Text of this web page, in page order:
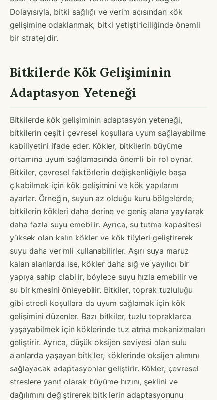
Dolayısıyla, bitki sağlığı ve verim açısından kök
gelişimine odaklanmak, bitki yetiştiriciliğinde önemli
bir stratejidir.
Bitkilerde Kök Gelişiminin
Adaptasyon Yeteneği
Bitkilerde kök gelişiminin adaptasyon yeteneği,
bitkilerin çeşitli çevresel koşullara uyum sağlayabilme
kabiliyetini ifade eder. Kökler, bitkilerin büyüme
ortamına uyum sağlamasında önemli bir rol oynar.
Bitkiler, çevresel faktörlerin değişkenliğiyle başa
çıkabilmek için kök gelişimini ve kök yapılarını
ayarlar. Örneğin, suyun az olduğu kuru bölgelerde,
bitkilerin kökleri daha derine ve geniş alana yayılarak
daha fazla suyu emebilir. Ayrıca, su tutma kapasitesi
yüksek olan kalın kökler ve kök tüyleri geliştirerek
suyu daha verimli kullanabilirler. Aşırı suya maruz
kalan alanlarda ise, kökler daha sığ ve yayılıcı bir
yapıya sahip olabilir, böylece suyu hızla emebilir ve
su birikmesini önleyebilir. Bitkiler, toprak tuzluluğu
gibi stresli koşullara da uyum sağlamak için kök
gelişimini düzenler. Bazı bitkiler, tuzlu topraklarda
yaşayabilmek için köklerinde tuz atma mekanizmaları
geliştirir. Ayrıca, düşük oksijen seviyesi olan sulu
alanlarda yaşayan bitkiler, köklerinde oksijen alımını
sağlayacak adaptasyonlar geliştirir. Kökler, çevresel
streslere yanıt olarak büyüme hızını, şeklini ve
dağılımını değiştirerek bitkilerin adaptasyonunu